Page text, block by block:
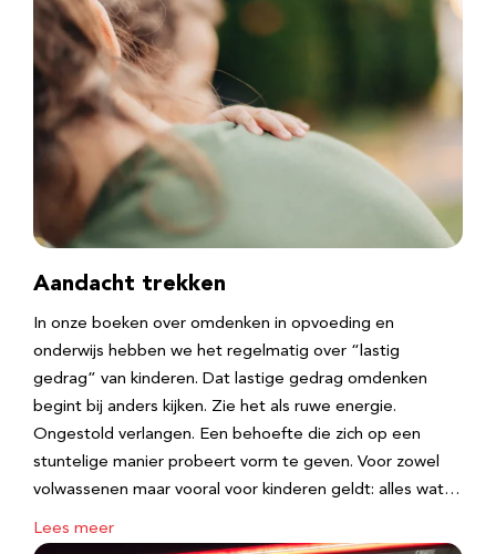
Aandacht trekken
In onze boeken over omdenken in opvoeding en
onderwijs hebben we het regelmatig over “lastig
gedrag” van kinderen. Dat lastige gedrag omdenken
begint bij anders kijken. Zie het als ruwe energie.
Ongestold verlangen. Een behoefte die zich op een
stuntelige manier probeert vorm te geven. Voor zowel
volwassenen maar vooral voor kinderen geldt: alles wat…
Lees meer